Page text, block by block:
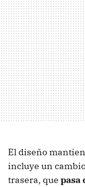
El diseño
incluye un
trasera, que pasa